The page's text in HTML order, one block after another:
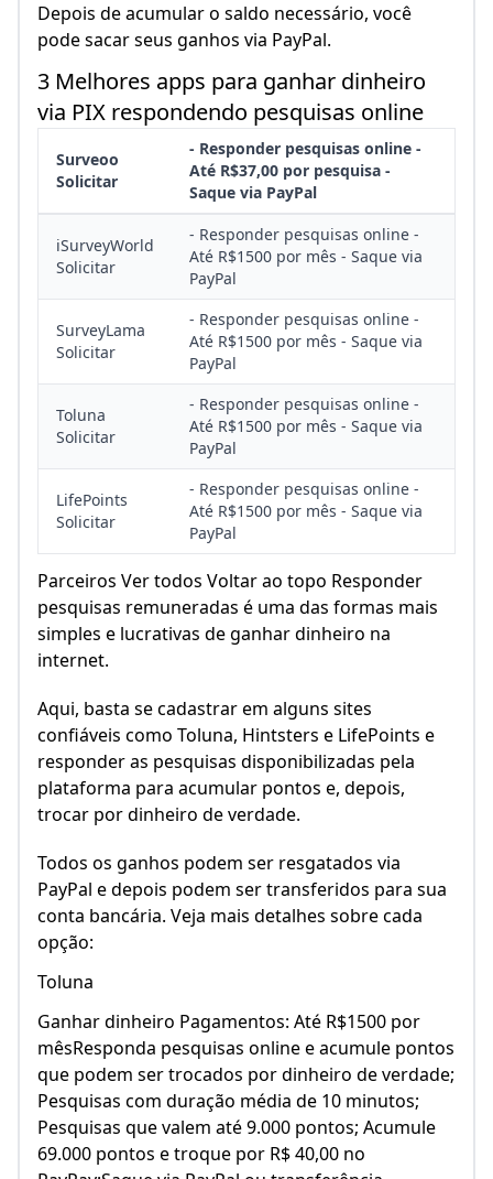
Depois de acumular o saldo necessário, você
pode sacar seus ganhos via PayPal.
3 Melhores apps para ganhar dinheiro
via PIX respondendo pesquisas online
Surveoo
Solicitar
- Responder pesquisas online -
Até R$37,00 por pesquisa -
Saque via PayPal
iSurveyWorld
Solicitar
- Responder pesquisas online -
Até R$1500 por mês - Saque via
PayPal
SurveyLama
Solicitar
- Responder pesquisas online -
Até R$1500 por mês - Saque via
PayPal
Toluna
Solicitar
- Responder pesquisas online -
Até R$1500 por mês - Saque via
PayPal
LifePoints
Solicitar
- Responder pesquisas online -
Até R$1500 por mês - Saque via
PayPal
Parceiros Ver todos Voltar ao topo Responder
pesquisas remuneradas é uma das formas mais
simples e lucrativas de ganhar dinheiro na
internet.
Aqui, basta se cadastrar em alguns sites
confiáveis como Toluna, Hintsters e LifePoints e
responder as pesquisas disponibilizadas pela
plataforma para acumular pontos e, depois,
trocar por dinheiro de verdade.
Todos os ganhos podem ser resgatados via
PayPal e depois podem ser transferidos para sua
conta bancária. Veja mais detalhes sobre cada
opção:
Toluna
Ganhar dinheiro Pagamentos: Até R$1500 por
mêsResponda pesquisas online e acumule pontos
que podem ser trocados por dinheiro de verdade;
Pesquisas com duração média de 10 minutos;
Pesquisas que valem até 9.000 pontos; Acumule
69.000 pontos e troque por R$ 40,00 no